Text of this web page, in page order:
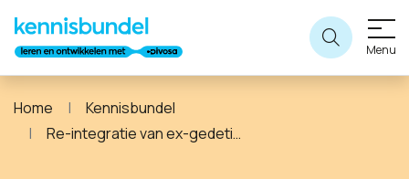
Menu
Home
Kennisbundel
Re-integratie van ex-gedetineerden en risicogroepen: wat hebben cliënten nodig?